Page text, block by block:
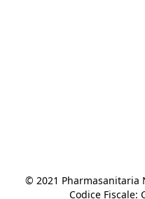
© 2021 Pharmasanitaria
Codice Fiscale: